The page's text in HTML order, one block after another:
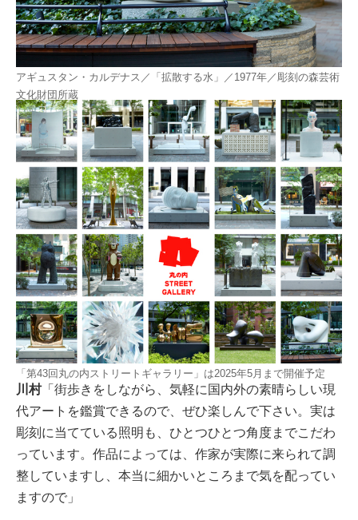
アギュスタン・カルデナス／「拡散する水」／1977年／彫刻の森芸術
文化財団所蔵
「第43回丸の内ストリートギャラリー」は2025年5月まで開催予定
川村「街歩きをしながら、気軽に国内外の素晴らしい現
代アートを鑑賞できるので、ぜひ楽しんで下さい。実は
彫刻に当てている照明も、ひとつひとつ角度までこだわ
っています。作品によっては、作家が実際に来られて調
整していますし、本当に細かいところまで気を配ってい
ますので」